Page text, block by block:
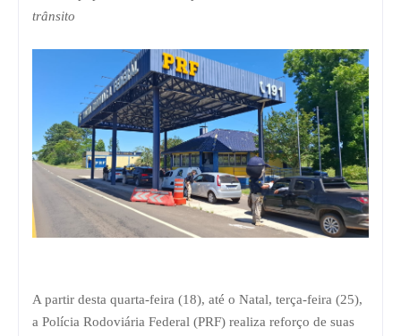
trânsito
A partir desta quarta-feira (18), até o Natal, terça-feira (25),
a Polícia Rodoviária Federal (PRF) realiza reforço de suas